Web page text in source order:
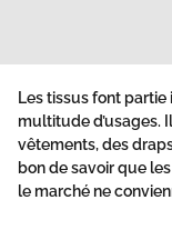
Les tissus font
multitude d’usages.
vêtements, des
bon de savoir que
le marché ne